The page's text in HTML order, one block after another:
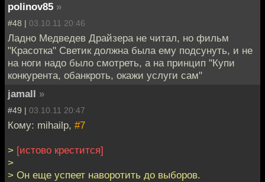
polinov85 »
#48 | 03.10.11 20:46
Ладно Медведев Драйзера не читал, но фильм
"Красотка" Светик должна была ему подсунуть, и не
на ноги надо было смотреть, а на принцип "Купи
конкурента, обанкроть, окажи услуги сам"
jamall »
#49 | 03.10.11 20:47
Кому: mihailp, #7
> [истово крестится]
>
> Он еще успеет наворотить до выборов.